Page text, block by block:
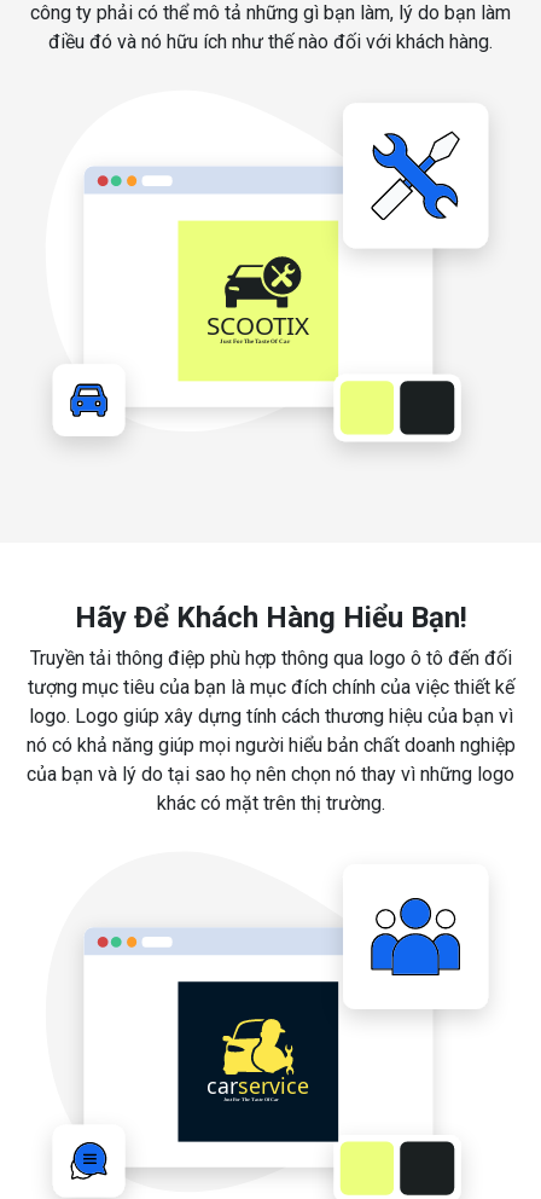
công ty phải có thể mô tả những gì bạn làm, lý do bạn làm
điều đó và nó hữu ích như thế nào đối với khách hàng.
Hãy Để Khách Hàng Hiểu Bạn!
Truyền tải thông điệp phù hợp thông qua logo ô tô đến đối
tượng mục tiêu của bạn là mục đích chính của việc thiết kế
logo. Logo giúp xây dựng tính cách thương hiệu của bạn vì
nó có khả năng giúp mọi người hiểu bản chất doanh nghiệp
của bạn và lý do tại sao họ nên chọn nó thay vì những logo
khác có mặt trên thị trường.